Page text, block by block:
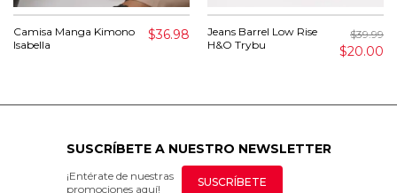
Camisa Manga Kimono
Isabella
$36.98
Jeans Barrel Low Rise
H&O Trybu
$39.99
$20.00
SUSCRÍBETE A NUESTRO NEWSLETTER
¡Entérate de nuestras
promociones aquí!
SUSCRÍBETE